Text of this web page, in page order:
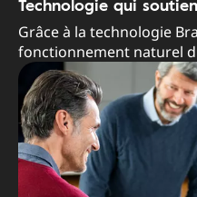
Grâce à la technologie
fonctionnement naturel